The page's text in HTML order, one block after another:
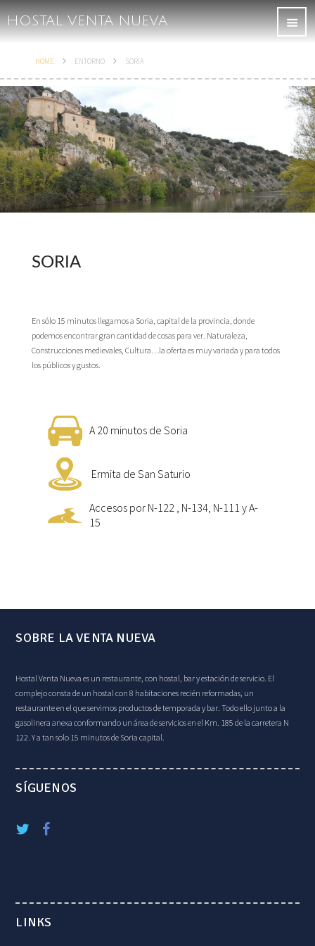
HOSTAL VENTA NUEVA
HOME ENTORNO SORIA
SORIA
En sólo 15 minutos llegamos a Soria, capital de la provincia, donde
podemos encontrar gran cantidad de cosas para ver. Naturaleza,
Construcciones medievales, Cultura…la oferta es muy variada y para todos
los públicos y gustos.
A 20 minutos de Soria
Ermita de San Saturio
Accesos por N-122 , N-134, N-111 y A-
15
SOBRE LA VENTA NUEVA
Hostal Venta Nueva es un restaurante, con hostal, bar y estación de servicio. El
complejo consta de un hostal con 8 habitaciones recién reformadas, un
restaurante en el que servimos productos de temporada y bar. Todo ello junto a la
gasolinera anexa conformando un área de servicios en el Km. 185 de la carretera N
122. Y a tan solo 15 minutos de Soria capital.
SÍGUENOS
LINKS